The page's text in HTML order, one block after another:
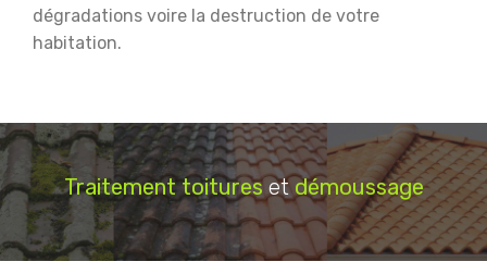
dégradations voire la destruction de votre
habitation.
Traitement toitureset démoussage